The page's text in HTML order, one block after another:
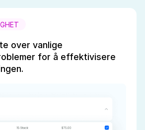
over vanlige
for å effektivisere